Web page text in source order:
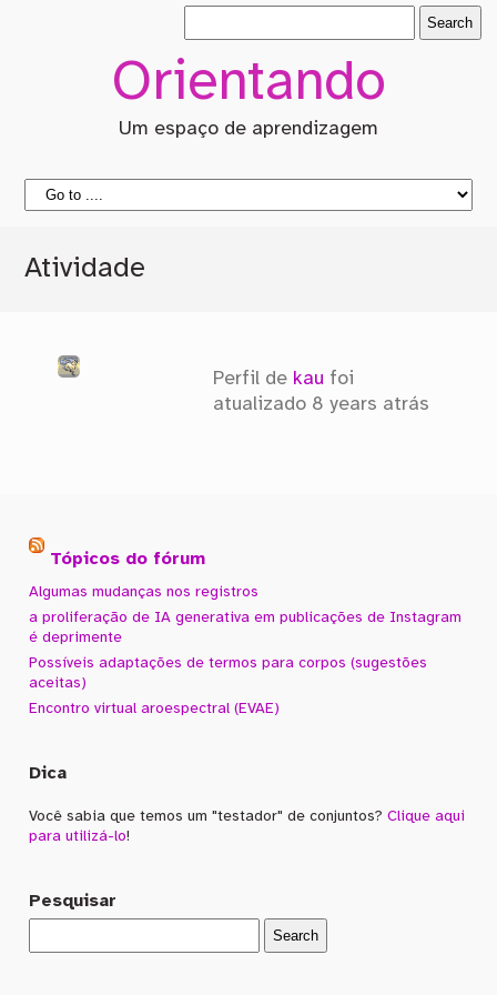
Orientando
Um espaço de aprendizagem
Atividade
Perfil de kau foi
atualizado 8 years atrás
Tópicos do fórum
Algumas mudanças nos registros
a proliferação de IA generativa em publicações de Instagram
é deprimente
Possíveis adaptações de termos para corpos (sugestões
aceitas)
Encontro virtual aroespectral (EVAE)
Dica
Você sabia que temos um "testador" de conjuntos?Clique aqui
para utilizá-lo!
Pesquisar